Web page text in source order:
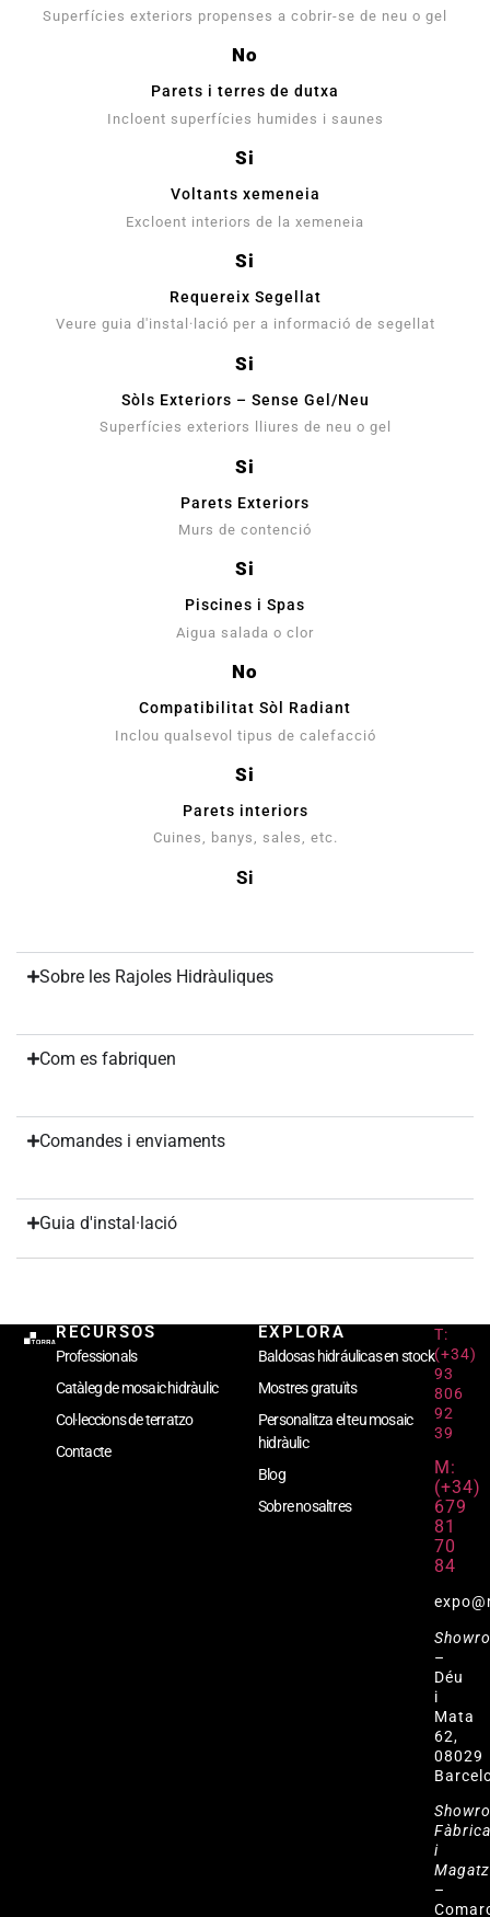
Superfícies exteriors propenses a cobrir-se de neu o gel
No
Parets i terres de dutxa
Incloent superfícies humides i saunes
Si
Voltants xemeneia
Excloent interiors de la xemeneia
Si
Requereix Segellat
Veure guia d'instal·lació per a informació de segellat
Si
Sòls Exteriors – Sense Gel/Neu
Superfícies exteriors lliures de neu o gel
Si
Parets Exteriors
Murs de contenció
Si
Piscines i Spas
Aigua salada o clor
No
Compatibilitat Sòl Radiant
Inclou qualsevol tipus de calefacció
Si
Parets interiors
Cuines, banys, sales, etc.
Si
Sobre les Rajoles Hidràuliques
Com es fabriquen
Comandes i enviaments
Guia d'instal·lació
RECURSOS
Professionals
Catàleg de mosaic hidràulic
Col·leccions de terratzo
Contacte
EXPLORA
Baldosas hidráulicas en stock
Mostres gratuïts
Personalitza el teu mosaic
hidràulic
Blog
Sobre nosaltres
T:
(+34)
93
806
92
39
M:
(+34)
679
81
70
84
–
Déu
i
Mata
62,
08029
i
–